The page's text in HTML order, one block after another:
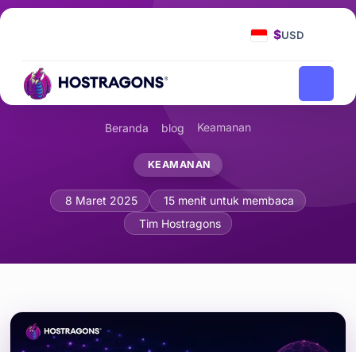
$USD
Beranda blog Keamanan
KEAMANAN
Prinsip Penulisan Kode yang Aman:
8 Maret 2025
15 menit untuk membaca
Tim Hostragons